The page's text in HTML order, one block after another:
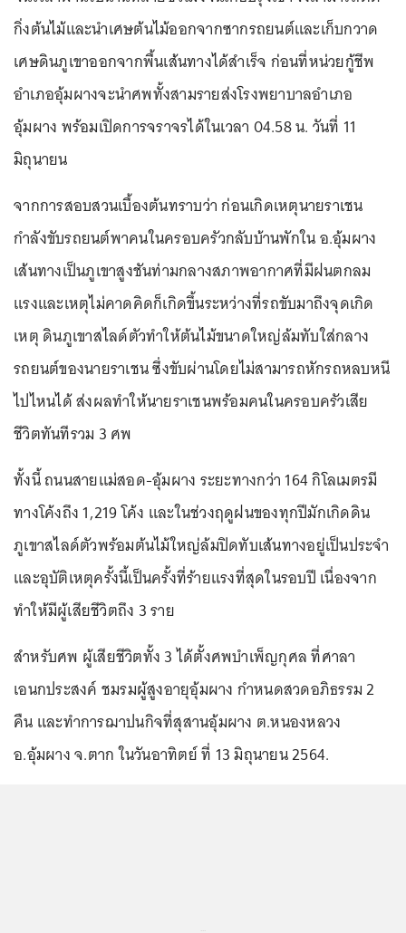
กิ่งต้นไม้และนำเศษต้นไม้ออกจากซากรถยนต์และเก็บกวาด
เศษดินภูเขาออกจากพื้นเส้นทางได้สำเร็จ ก่อนที่หน่วยกู้ชีพ
อำเภออุ้มผางจะนำศพทั้งสามรายส่งโรงพยาบาลอำเภอ
อุ้มผาง พร้อมเปิดการจราจรได้ในเวลา 04.58 น. วันที่ 11
มิถุนายน
จากการสอบสวนเบื้องต้นทราบว่า ก่อนเกิดเหตุนายราเชน
กำลังขับรถยนต์พาคนในครอบครัวกลับบ้านพักใน อ.อุ้มผาง
เส้นทางเป็นภูเขาสูงชันท่ามกลางสภาพอากาศที่มีฝนตกลม
แรงและเหตุไม่คาดคิดก็เกิดขึ้นระหว่างที่รถขับมาถึงจุดเกิด
เหตุ ดินภูเขาสไลด์ตัวทำให้ต้นไม้ขนาดใหญ่ล้มทับใส่กลาง
รถยนต์ของนายราเชน ซึ่งขับผ่านโดยไม่สามารถหักรถหลบหนี
ไปไหนได้ ส่งผลทำให้นายราเชนพร้อมคนในครอบครัวเสีย
ชีวิตทันทีรวม 3 ศพ
ทั้งนี้ ถนนสายแม่สอด-อุ้มผาง ระยะทางกว่า 164 กิโลเมตรมี
ทางโค้งถึง 1,219 โค้ง และในช่วงฤดูฝนของทุกปีมักเกิดดิน
ภูเขาสไลด์ตัวพร้อมต้นไม้ใหญ่ล้มปิดทับเส้นทางอยู่เป็นประจำ
และอุบัติเหตุครั้งนี้เป็นครั้งที่ร้ายแรงที่สุดในรอบปี เนื่องจาก
ทำให้มีผู้เสียชีวิตถึง 3 ราย
สำหรับศพ ผู้เสียชีวิตทั้ง 3 ได้ตั้งศพบำเพ็ญกุศล ที่ศาลา
เอนกประสงค์ ชมรมผู้สูงอายุอุ้มผาง กำหนดสวดอภิธรรม 2
คืน และทำการฌาปนกิจที่สุสานอุ้มผาง ต.หนองหลวง
อ.อุ้มผาง จ.ตาก ในวันอาทิตย์ ที่ 13 มิถุนายน 2564.